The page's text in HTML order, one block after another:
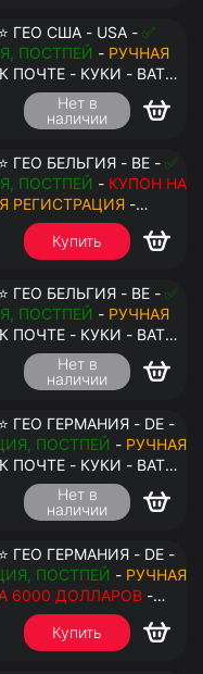
ГЕО США - USA - ✅
ПОСТПЕЙ - РУЧНАЯ
ПОЧТЕ - КУКИ - ВАТ
Нет в
наличии
ГЕО БЕЛЬГИЯ - BE - ✅
ПОСТПЕЙ - КУПОН НА
РЕГИСТРАЦИЯ -
ВАТ ЗАПОЛНЕН -
Купить
ГЕО БЕЛЬГИЯ - BE - ✅
ПОСТПЕЙ - РУЧНАЯ
ПОЧТЕ - КУКИ - ВАТ
Нет в
наличии
ГЕО ГЕРМАНИЯ - DE -
ПОСТПЕЙ - РУЧНАЯ
ПОЧТЕ - КУКИ - ВАТ
Нет в
наличии
ГЕО ГЕРМАНИЯ - DE -
ПОСТПЕЙ - РУЧНАЯ
6000 ДОЛЛАРОВ -
ВАТ ЗАПОЛНЕН -
Купить